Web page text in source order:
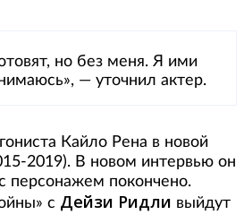
но без меня. Я ими
— уточнил актер.
Кайло Рена в новой
2019). В новом интервью он
персонажем покончено.
с Дейзи Ридли выйдут